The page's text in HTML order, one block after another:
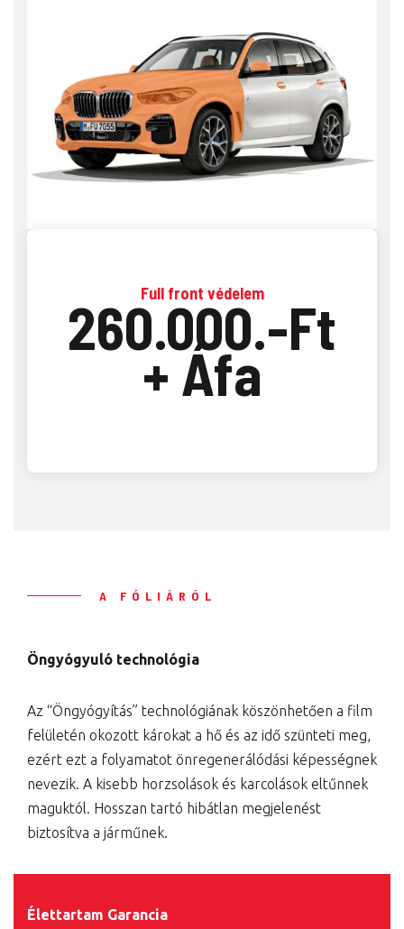
Full front védelem
260.000.-Ft
+ Áfa
A FÓLIÁRÓL
Öngyógyuló technológia
Az “Öngyógyítás” technológiának köszönhetően a film
felületén okozott károkat a hő és az idő szünteti meg,
ezért ezt a folyamatot önregenerálódási képességnek
nevezik. A kisebb horzsolások és karcolások eltűnnek
maguktól. Hosszan tartó hibátlan megjelenést
biztosítva a járműnek.
Élettartam Garancia